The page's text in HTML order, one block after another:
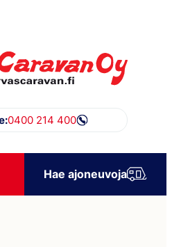
Jyväs-Caravan Oy
0400 214 400
Hae ajoneuvoja